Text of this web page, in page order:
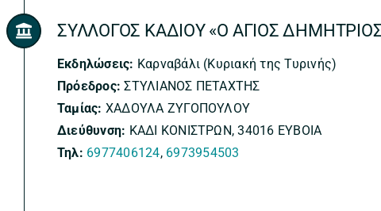
ΣΥΛΛΟΓΟΣ ΚΑΔΙΟΥ «Ο ΑΓΙΟΣ
Εκδηλώσεις: Καρναβάλι (Κυριακή της Τυρινής)
Πρόεδρος: ΣΤΥΛΙΑΝΟΣ ΠΕΤΑΧΤΗΣ
Ταμίας: ΧΑΔΟΥΛΑ ΖΥΓΟΠΟΥΛΟΥ
Διεύθυνση: ΚΑΔΙ ΚΟΝΙΣΤΡΩΝ, 34016 ΕΥΒΟΙΑ
Τηλ: 6977406124, 6973954503